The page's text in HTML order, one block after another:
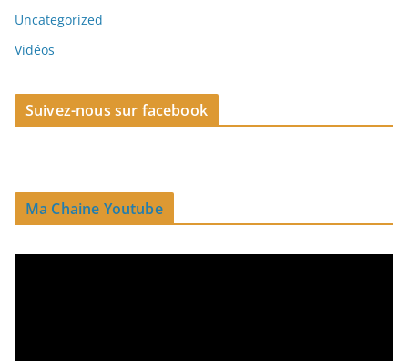
Uncategorized
Vidéos
Suivez-nous sur facebook
Ma Chaine Youtube